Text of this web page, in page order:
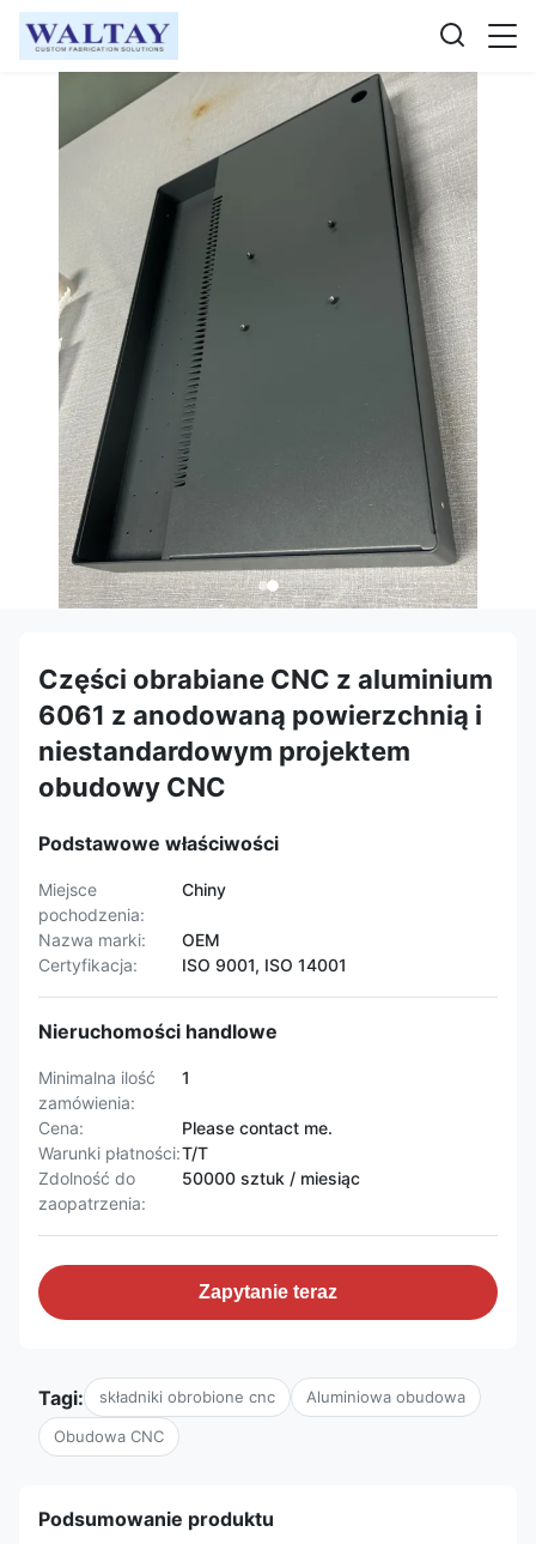
Części obrabiane CNC z aluminium
6061 z anodowaną powierzchnią i
niestandardowym projektem
obudowy CNC
Podstawowe właściwości
Miejsce
pochodzenia:
Chiny
Nazwa marki:
OEM
Certyfikacja:
ISO 9001, ISO 14001
Nieruchomości handlowe
Minimalna ilość
zamówienia:
1
Cena:
Please contact me.
Warunki płatności:T/T
Zdolność do
zaopatrzenia:
50000 sztuk / miesiąc
Zapytanie teraz
Tagi: składniki obrobione cnc Aluminiowa obudowa
Obudowa CNC
Podsumowanie produktu